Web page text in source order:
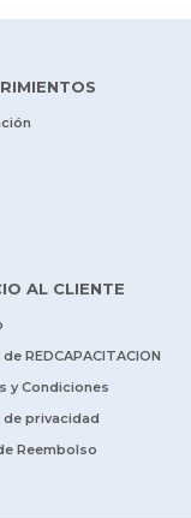
AL CLIENTE
REDCAPACITACION
y Condiciones
privacidad
Reembolso